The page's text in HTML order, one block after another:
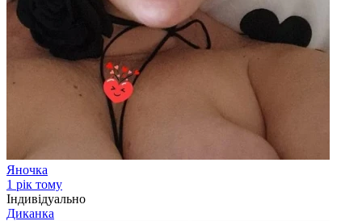
Яночка
1 рік тому
Індивідуально
Диканка